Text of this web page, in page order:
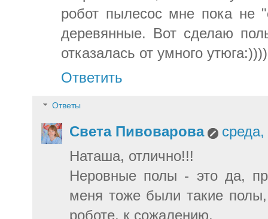
робот пылесос мне пока не
деревянные. Вот сделаю
отказалась от умного
Ответить
Ответы
Света Пивоварова
Наташа, отлично!!!
Неровные полы - это да,
меня тоже были такие
роботе, к сожалению.